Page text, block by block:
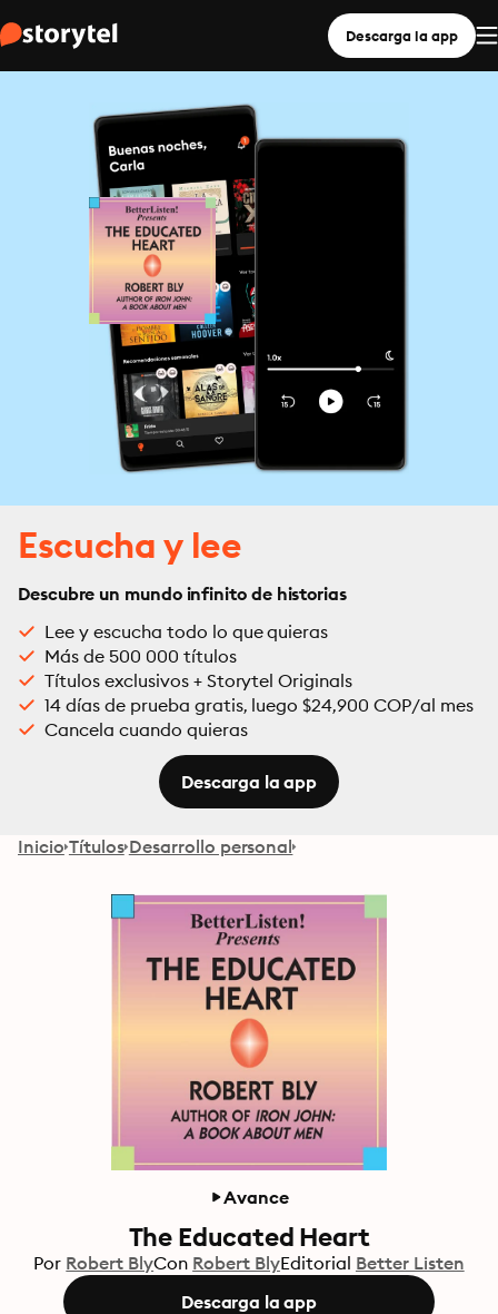
Descarga la app
Escucha y lee
Descubre un mundo infinito de historias
Lee y escucha todo lo que quieras
Más de 500 000 títulos
Títulos exclusivos + Storytel Originals
14 días de prueba gratis, luego $24,900 COP/al mes
Cancela cuando quieras
Descarga la app
Inicio Títulos Desarrollo personal
Avance
The Educated Heart
Por Robert BlyCon Robert BlyEditorial Better Listen
Descarga la app